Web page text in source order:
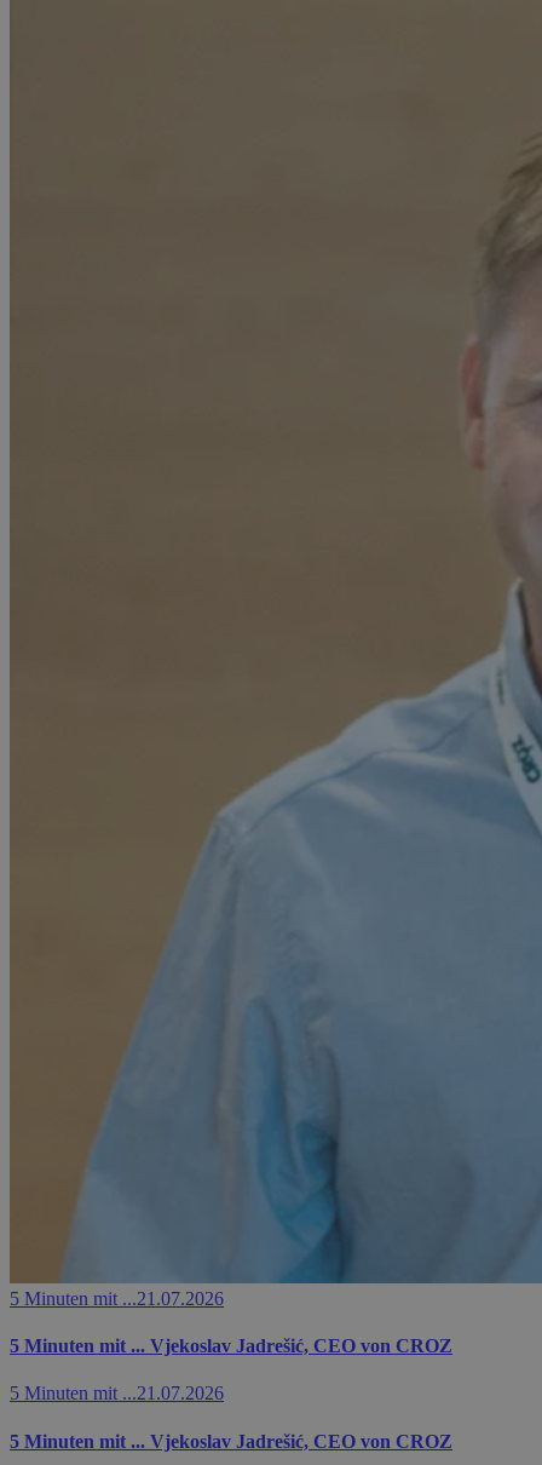
5 Minuten mit ...21.07.2026
5 Minuten mit ... Vjekoslav Jadrešić, CEO von CROZ
5 Minuten mit ...21.07.2026
5 Minuten mit ... Vjekoslav Jadrešić, CEO von CROZ